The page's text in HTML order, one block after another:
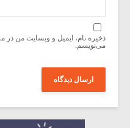
ذخیره نام، ایمیل و وبسایت من در
می‌نویسم.